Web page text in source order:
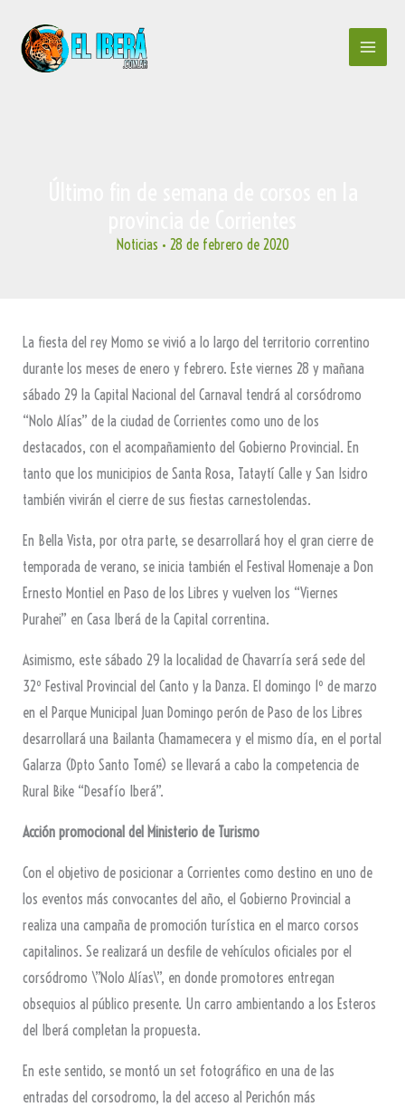
contenido
Noticias • 28 de febrero de 2020
La fiesta del rey Momo se vivió a lo largo del territorio correntino
durante los meses de enero y febrero. Este viernes 28 y mañana
sábado 29 la Capital Nacional del Carnaval tendrá al corsódromo
“Nolo Alías” de la ciudad de Corrientes como uno de los
destacados, con el acompañamiento del Gobierno Provincial. En
tanto que los municipios de Santa Rosa, Tataytí Calle y San Isidro
también vivirán el cierre de sus fiestas carnestolendas.
En Bella Vista, por otra parte, se desarrollará hoy el gran cierre de
temporada de verano, se inicia también el Festival Homenaje a Don
Ernesto Montiel en Paso de los Libres y vuelven los “Viernes
Purahei” en Casa Iberá de la Capital correntina.
Asimismo, este sábado 29 la localidad de Chavarría será sede del
32º Festival Provincial del Canto y la Danza. El domingo 1º de marzo
en el Parque Municipal Juan Domingo perón de Paso de los Libres
desarrollará una Bailanta Chamamecera y el mismo día, en el portal
Galarza (Dpto Santo Tomé) se llevará a cabo la competencia de
Rural Bike “Desafío Iberá”.
Acción promocional del Ministerio de Turismo
Con el objetivo de posicionar a Corrientes como destino en uno de
los eventos más convocantes del año, el Gobierno Provincial a
realiza una campaña de promoción turística en el marco corsos
capitalinos. Se realizará un desfile de vehículos oficiales por el
corsódromo \”Nolo Alías\”, en donde promotores entregan
obsequios al público presente. Un carro ambientando a los Esteros
del Iberá completan la propuesta.
En este sentido, se montó un set fotográfico en una de las
entradas del corsodromo, la del acceso al Perichón más